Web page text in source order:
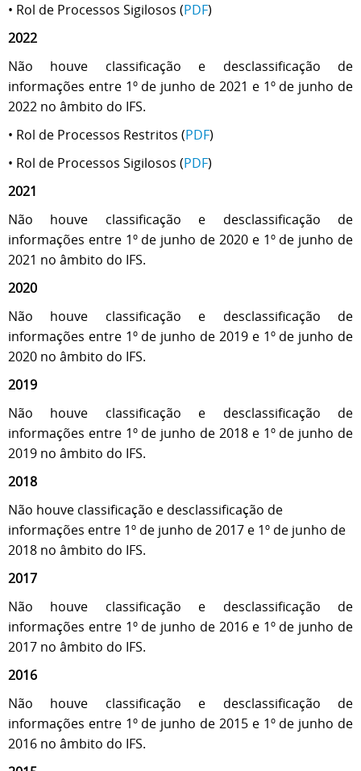
• Rol de Processos Sigilosos (PDF)
2022
Não houve classificação e desclassificação de
informações entre 1º de junho de 2021 e 1º de junho de
2022 no âmbito do IFS.
• Rol de Processos Restritos (PDF)
• Rol de Processos Sigilosos (PDF)
2021
Não houve classificação e desclassificação de
informações entre 1º de junho de 2020 e 1º de junho de
2021 no âmbito do IFS.
2020
Não houve classificação e desclassificação de
informações entre 1º de junho de 2019 e 1º de junho de
2020 no âmbito do IFS.
2019
Não houve classificação e desclassificação de
informações entre 1º de junho de 2018 e 1º de junho de
2019 no âmbito do IFS.
2018
Não houve classificação e desclassificação de
informações entre 1º de junho de 2017 e 1º de junho de
2018 no âmbito do IFS.
2017
Não houve classificação e desclassificação de
informações entre 1º de junho de 2016 e 1º de junho de
2017 no âmbito do IFS.
2016
Não houve classificação e desclassificação de
informações entre 1º de junho de 2015 e 1º de junho de
2016 no âmbito do IFS.